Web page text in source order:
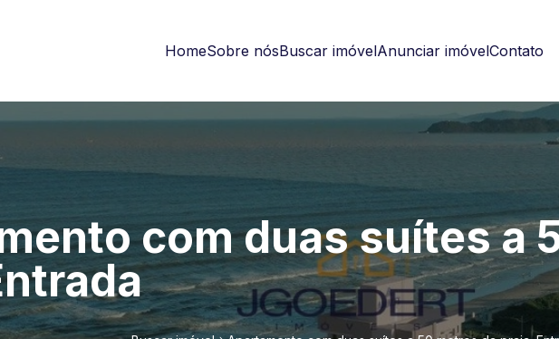
HomeSobre nósBuscar imóvelAnunciar imóvelContato
com duas suítes a